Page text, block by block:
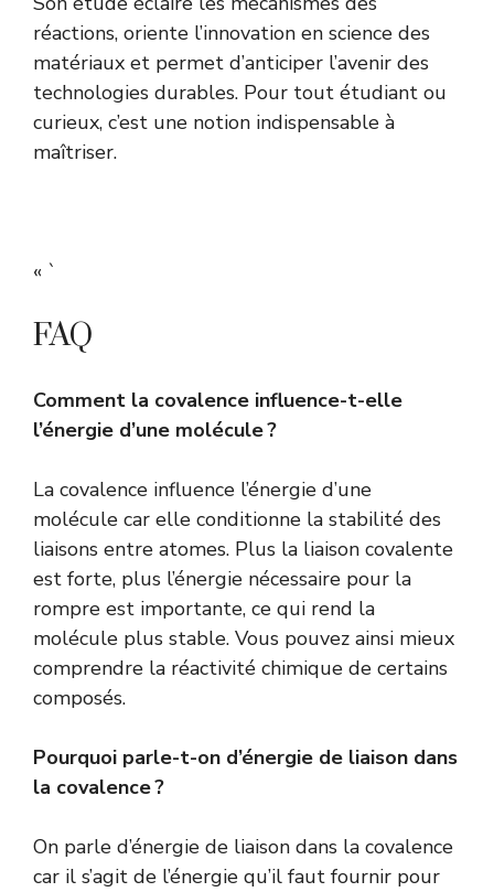
réactions, oriente l’innovation en science des
matériaux et permet d’anticiper l’avenir des
technologies durables. Pour tout étudiant ou
curieux, c’est une notion indispensable à
maîtriser.
« `
FAQ
Comment la covalence influence-t-elle
l’énergie d’une molécule ?
La covalence influence l’énergie d’une
molécule car elle conditionne la stabilité des
liaisons entre atomes. Plus la liaison covalente
est forte, plus l’énergie nécessaire pour la
rompre est importante, ce qui rend la
molécule plus stable. Vous pouvez ainsi mieux
comprendre la réactivité chimique de certains
composés.
Pourquoi parle-t-on d’énergie de liaison dans
la covalence ?
On parle d’énergie de liaison dans la covalence
car il s’agit de l’énergie qu’il faut fournir pour